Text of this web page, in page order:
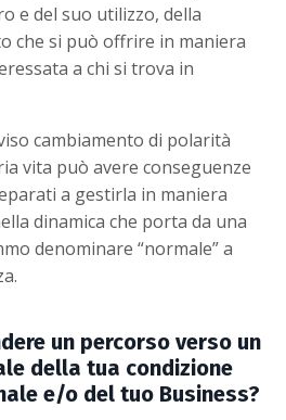
e del suo utilizzo, della
che si può offrire in maniera
a chi si trova in
cambiamento di polarità
vita può avere conseguenze
a gestirla in maniera
dinamica che porta da una
denominare “normale” a
un percorso verso un
della tua condizione
e/o del tuo Business?